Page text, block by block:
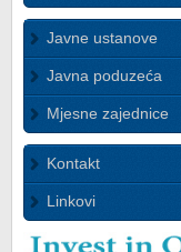
Javne ustanove
Javna poduzeća
Mjesne zajednice
Kontakt
Linkovi